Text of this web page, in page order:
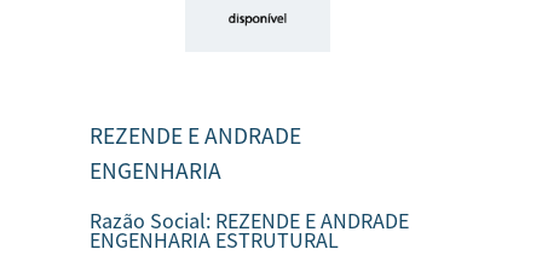
REZENDE E ANDRADE
ENGENHARIA
Razão Social: REZENDE E ANDRADE
ENGENHARIA ESTRUTURAL